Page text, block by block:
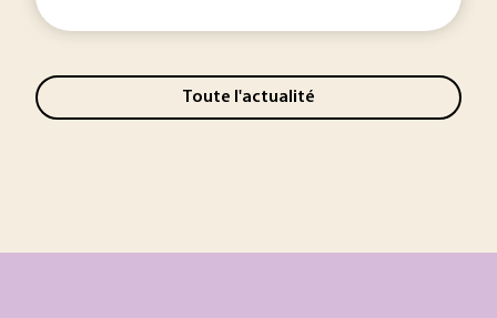
Toute l'actualité